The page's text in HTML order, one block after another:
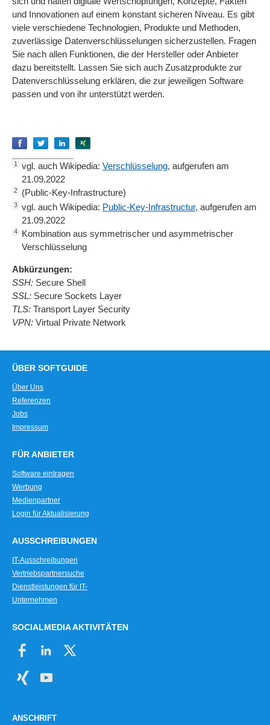
und Innovationen auf einem konstant sicheren Niveau. Es gibt
viele verschiedene Technologien, Produkte und Methoden,
zuverlässige Datenverschlüsselungen sicherzustellen. Fragen
Sie nach allen Funktionen, die der Hersteller oder Anbieter
dazu bereitstellt. Lassen Sie sich auch Zusatzprodukte zur
Datenverschlüsselung erklären, die zur jeweiligen Software
passen und von ihr unterstützt werden.
EmpfehlenEmpfehlenEmpfehlen
1 vgl. auch Wikipedia: Verschlüsselung, aufgerufen am
21.09.2022
2 (Public-Key-Infrastructure)
3 vgl. auch Wikipedia: Public-Key-Infrastructur, aufgerufen am
21.09.2022
4
Kombination aus symmetrischer und asymmetrischer
Verschlüsselung
Abkürzungen:
SSH: Secure Shell
SSL: Secure Sockets Layer
TLS: Transport Layer Security
VPN: Virtual Private Network
ÜBER SOFTGUIDE
Über Uns
Referenzen
Jobs
Impressum
FÜR ANBIETER
Software eintragen
Werbung
Medienpartner
Login für Aktualisierung
AUSSCHREIBUNGEN
IT-Ausschreibungen
Vertriebspartnersuche
Dienstleistungen für IT-
Unternehmen
SOCIALMEDIA AKTIVITÄTEN
ANSCHRIFT